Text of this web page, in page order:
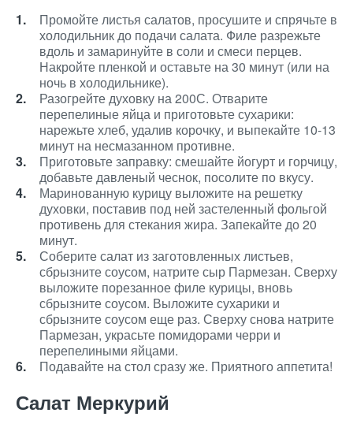
Промойте листья салатов, просушите и спрячьте в
холодильник до подачи салата. Филе разрежьте
вдоль и замаринуйте в соли и смеси перцев.
Накройте пленкой и оставьте на 30 минут (или на
ночь в холодильнике).
Разогрейте духовку на 200С. Отварите
перепелиные яйца и приготовьте сухарики:
нарежьте хлеб, удалив корочку, и выпекайте 10-13
минут на несмазанном противне.
Приготовьте заправку: смешайте йогурт и горчицу,
добавьте давленый чеснок, посолите по вкусу.
Маринованную курицу выложите на решетку
духовки, поставив под ней застеленный фольгой
противень для стекания жира. Запекайте до 20
минут.
Соберите салат из заготовленных листьев,
сбрызните соусом, натрите сыр Пармезан. Сверху
выложите порезанное филе курицы, вновь
сбрызните соусом. Выложите сухарики и
сбрызните соусом еще раз. Сверху снова натрите
Пармезан, украсьте помидорами черри и
перепелиными яйцами.
Подавайте на стол сразу же. Приятного аппетита!
Салат Меркурий